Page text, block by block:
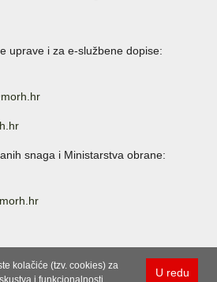
uprave i za e-službene dopise:
snaga i Ministarstva obrane:
U redu
kolačiće (tzv. cookies) za
i funkcionalnosti.